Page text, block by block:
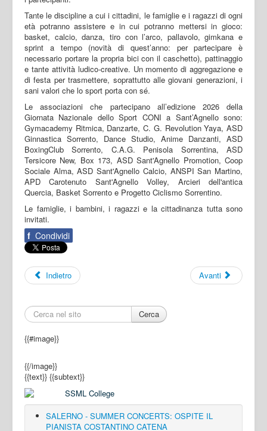
Tante le discipline a cui i cittadini, le famiglie e i ragazzi di ogni
età potranno assistere e in cui potranno mettersi in gioco:
basket, calcio, danza, tiro con l’arco, pallavolo, gimkana e
sprint a tempo (novità di quest’anno: per partecipare è
necessario portare la propria bici con il caschetto), pattinaggio
e tante attività ludico-creative. Un momento di aggregazione e
di festa per trasmettere, soprattutto alle giovani generazioni, i
sani valori che lo sport porta con sé.
Le associazioni che partecipano all’edizione 2026 della
Giornata Nazionale dello Sport CONI a Sant’Agnello sono:
Gymacademy Ritmica, Danzarte, C. G. Revolution Yaya, ASD
Ginnastica Sorrento, Dance Studio, Anime Danzanti, ASD
BoxingClub Sorrento, C.A.G. Penisola Sorrentina, ASD
Tersicore New, Box 173, ASD Sant'Agnello Promotion, Coop
Sociale Alma, ASD Sant'Agnello Calcio, ANSPI San Martino,
APD Carotenuto Sant'Agnello Volley, Arcieri dell'antica
Quercia, Basket Sorrento e Progetto Ciclismo Sorrentino.
Le famiglie, i bambini, i ragazzi e la cittadinanza tutta sono
invitati.
f Condividi
Indietro Avanti
Cerca
{{#image}}
{{/image}}
{{text}} {{subtext}}
SALERNO - SUMMER CONCERTS: OSPITE IL
PIANISTA COSTANTINO CATENA